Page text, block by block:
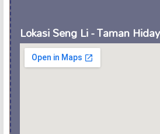
Lokasi Seng Li - Taman